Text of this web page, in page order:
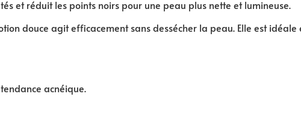
et réduit les points noirs pour une peau plus nette et lumineuse.
douce agit efficacement sans dessécher la peau. Elle est
acnéique.